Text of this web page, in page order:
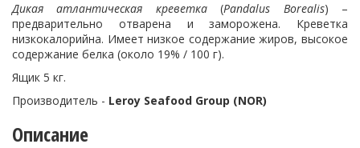
Дикаяатлантическая креветка(Pandalus Borealis) –
предварительно отварена и заморожена. Креветка
низкокалорийна. Имеет низкое содержание жиров, высокое
содержание белка (около 19% / 100 г).
Ящик 5 кг.
Производитель - Leroy Seafood Group (NOR)
Описание